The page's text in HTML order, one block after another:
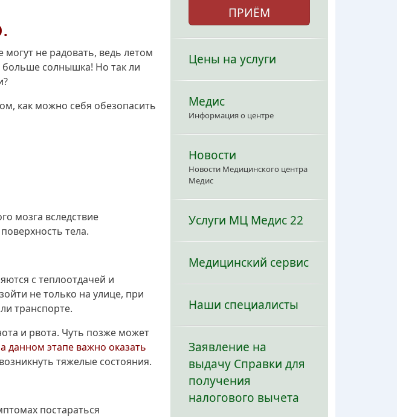
не радовать, ведь летом
больше солнышка! Но так ли
как можно себя обезопасить
мозга вследствие
тела.
с теплоотдачей и
не только на улице, при
транспорте.
и рвота. Чуть позже может
данном этапе важно оказать
тяжелые состояния.
постараться
ПРИЁМ
Цены на услуги
Медис
Информация о центре
Новости
Новости Медицинского центра
Медис
Услуги МЦ Медис 22
Медицинский сервис
Наши специалисты
Заявление на
выдачу Справки для
получения
налогового вычета